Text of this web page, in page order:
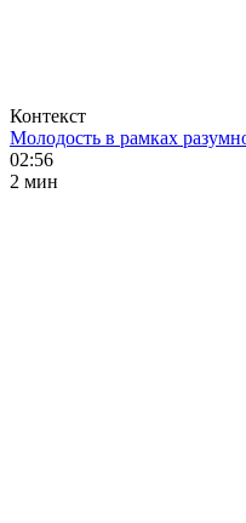
Контекст
Молодость в рамках
02:56
2 мин